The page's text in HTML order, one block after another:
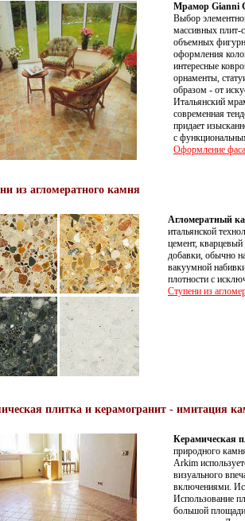
Мрамор Gianni
Выбор
массивных плит-
объемных
оформления
интересные
орнаменты,
образом - от
Итальянский
современная
придает
с
Оформление
из агломератного камня
Агломератный
итальянской
цемент, кварцевый
добавки, обычно
вакуумной
плотности с
Ступени из
плитка и керамогранит - имитация
Керамическая
природного
Arkim
визуального
включениями.
Использование
большой